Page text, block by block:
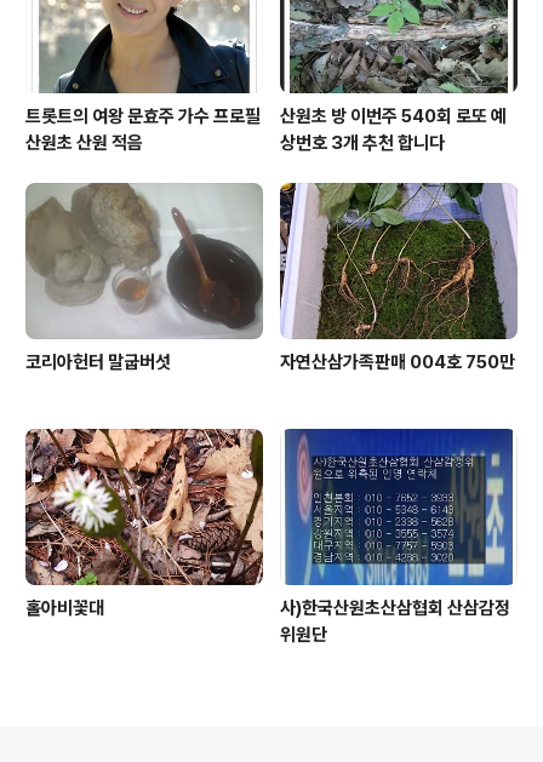
트롯트의 여왕 문효주 가수 프로필
산원초 산원 적음
산원초 방 이번주 540회 로또 예
상번호 3개 추천 합니다
코리아헌터 말굽버섯 자연산삼가족판매 004호 750만
홀아비꽃대
사)한국산원초산삼협회 산삼감정
위원단